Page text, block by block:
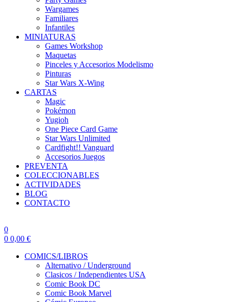
Wargames
Familiares
Infantiles
MINIATURAS
Games Workshop
Maquetas
Pinceles y Accesorios Modelismo
Pinturas
Star Wars X-Wing
CARTAS
Magic
Pokémon
Yugioh
One Piece Card Game
Star Wars Unlimited
Cardfight!! Vanguard
Accesorios Juegos
PREVENTA
COLECCIONABLES
ACTIVIDADES
BLOG
CONTACTO
0
0 0,00 €
COMICS/LIBROS
Alternativo / Underground
Clasicos / Independientes USA
Comic Book DC
Comic Book Marvel